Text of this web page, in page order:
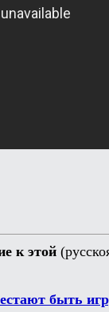
к этой
быть